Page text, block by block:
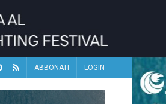
ABBONATI LOGIN